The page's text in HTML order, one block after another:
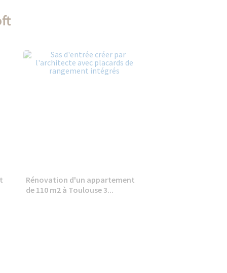
Rénovation d'un appartement
de 110 m2 à Toulouse 3...